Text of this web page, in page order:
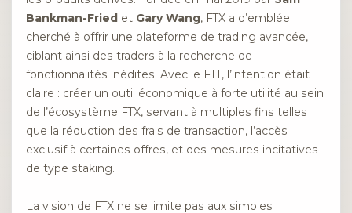
Bankman-Fried et Gary Wang, FTX a d’emblée
cherché à offrir une plateforme de trading avancée,
ciblant ainsi des traders à la recherche de
fonctionnalités inédites. Avec le FTT, l’intention était
claire : créer un outil économique à forte utilité au sein
de l’écosystème FTX, servant à multiples fins telles
que la réduction des frais de transaction, l’accès
exclusif à certaines offres, et des mesures incitatives
de type staking.
La vision de FTX ne se limite pas aux simples